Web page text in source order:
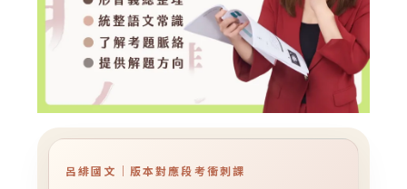
呂緋國文｜版本對應段考衝刺課